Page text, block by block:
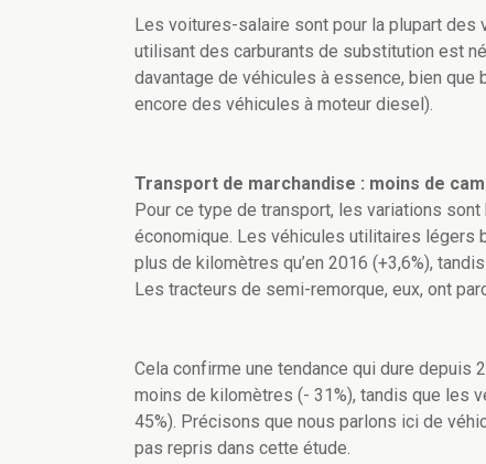
Les voitures-salaire sont pour la plupart
utilisant des carburants de substitution est
davantage de véhicules à essence, bien
encore des véhicules à moteur diesel).
Transport de marchandise : moins de
Pour ce type de transport, les variations
économique. Les véhicules utilitaires légers
plus de kilomètres qu’en 2016 (+3,6%),
Les tracteurs de semi-remorque, eux, ont
Cela confirme une tendance qui dure depuis
moins de kilomètres (- 31%), tandis que les
45%). Précisons que nous parlons ici de
pas repris dans cette étude.